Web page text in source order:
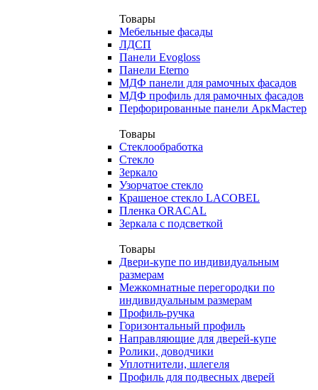
Товары
Мебельные фасады
ЛДСП
Панели Evogloss
Панели Eterno
МДФ панели для рамочных фасадов
МДФ профиль для рамочных фасадов
Перфорированные панели АркМастер
Товары
Стеклообработка
Стекло
Зеркало
Узорчатое стекло
Крашеное стекло LACOBEL
Пленка ORACAL
Зеркала с подсветкой
Товары
Двери-купе по индивидуальным
размерам
Межкомнатные перегородки по
индивидуальным размерам
Профиль-ручка
Горизонтальный профиль
Направляющие для дверей-купе
Ролики, доводчики
Уплотнители, шлегеля
Профиль для подвесных дверей